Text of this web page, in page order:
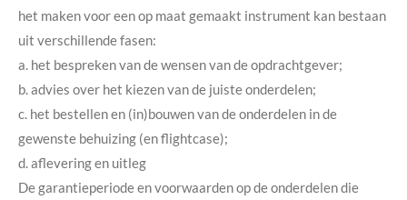
het maken voor een op maat gemaakt instrument kan bestaan
uit verschillende fasen:
a. het bespreken van de wensen van de opdrachtgever;
b. advies over het kiezen van de juiste onderdelen;
c. het bestellen en (in)bouwen van de onderdelen in de
gewenste behuizing (en flightcase);
d. aflevering en uitleg
De garantieperiode en voorwaarden op de onderdelen die